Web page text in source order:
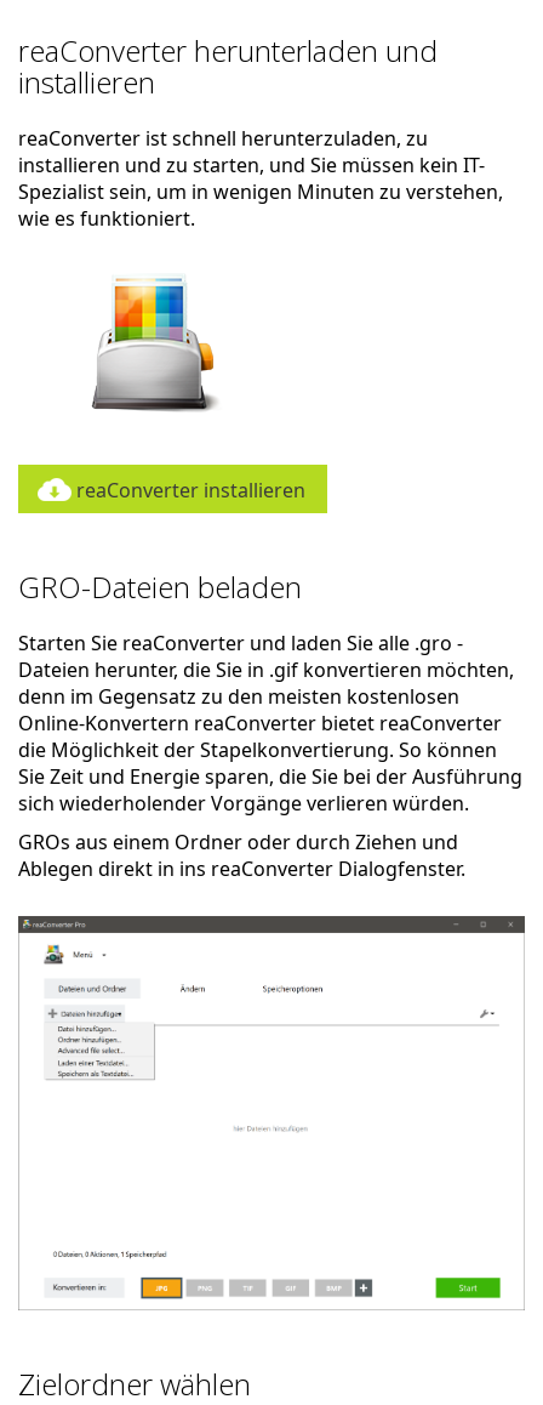
reaConverter herunterladen und
installieren
reaConverter ist schnell herunterzuladen, zu
installieren und zu starten, und Sie müssen kein IT-
Spezialist sein, um in wenigen Minuten zu verstehen,
wie es funktioniert.
reaConverter installieren
GRO-Dateien beladen
Starten Sie reaConverter und laden Sie alle .gro -
Dateien herunter, die Sie in .gif konvertieren möchten,
denn im Gegensatz zu den meisten kostenlosen
Online-Konvertern reaConverter bietet reaConverter
die Möglichkeit der Stapelkonvertierung. So können
Sie Zeit und Energie sparen, die Sie bei der Ausführung
sich wiederholender Vorgänge verlieren würden.
GROs aus einem Ordner oder durch Ziehen und
Ablegen direkt in ins reaConverter Dialogfenster.
Zielordner wählen